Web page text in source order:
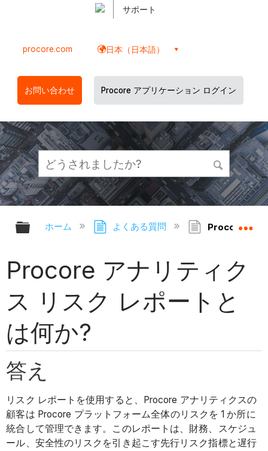
サポート
procore.com 日本（日本語）
お問い合わせ Procore アプリケーション ログイン
グローバル階層を展開/折りたたむ
ホーム よくある質問 Procore アナ
Procore アナリティク
ス リスク レポートと
は何か?
答え
リスク レポートを使用すると、Procore アナリティクスの
顧客は Procore プラットフォーム全体のリスクを 1 か所に
統合して管理できます。このレポートは、財務、スケジュ
ール、安全性のリスクを引き起こす先行リスク指標と遅行